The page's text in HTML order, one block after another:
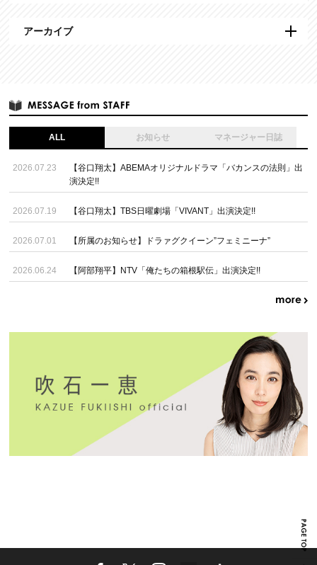
アーカイブ
ALL お知らせ マネージャー日誌
2026.07.23
【谷口翔太】ABEMAオリジナルドラマ「バカンスの法則」出
演決定!!
2026.07.19 【谷口翔太】TBS日曜劇場「VIVANT」出演決定!!
2026.07.01 【所属のお知らせ】ドラァグクイーン”フェミニーナ”
2026.06.24 【阿部翔平】NTV「俺たちの箱根駅伝」出演決定!!